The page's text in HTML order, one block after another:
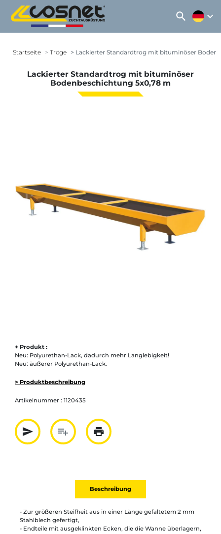
search expand_more
Startseite Tröge Lackierter Standardtrog mit bituminöser
Lackierter Standardtrog mit bituminöser
Bodenbeschichtung 5x0,78 m
+ Produkt :
Neu: Polyurethan-Lack, dadurch mehr Langlebigkeit!
Neu: äußerer Polyurethan-Lack.
> Produktbeschreibung
Artikelnummer : 1120435
send
Partager par mail
playlist_add
Ajouter à la liste
print
Imprimer
Beschreibung
- Zur größeren Steifheit aus in einer Länge gefaltetem 2 mm
Stahlblech gefertigt,
- Endteile mit ausgeklinkten Ecken, die die Wanne überlagern,